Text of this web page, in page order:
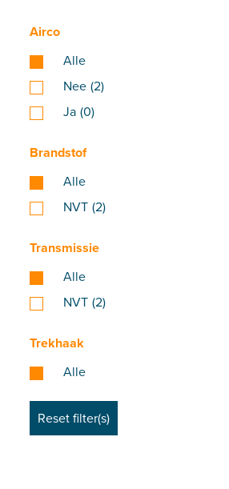
Airco
Alle
Nee (2)
Ja (0)
Brandstof
Alle
NVT (2)
Transmissie
Alle
NVT (2)
Trekhaak
Alle